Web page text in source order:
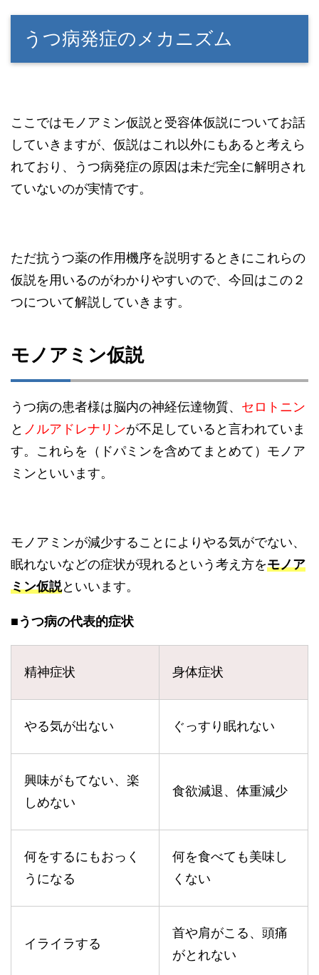
うつ病発症のメカニズム
ここではモノアミン仮説と受容体仮説についてお話
していきますが、仮説はこれ以外にもあると考えら
れており、うつ病発症の原因は未だ完全に解明され
ていないのが実情です。
ただ抗うつ薬の作用機序を説明するときにこれらの
仮説を用いるのがわかりやすいので、今回はこの２
つについて解説していきます。
モノアミン仮説
うつ病の患者様は脳内の神経伝達物質、 セロトニン
と ノルアドレナリンが不足していると言われていま
す。これらを（ドパミンを含めてまとめて）モノア
ミンといいます。
モノアミンが減少することによりやる気がでない、
眠れないなどの症状が現れるという考え方をモノア
ミン仮説といいます。
■うつ病の代表的症状
精神症状 身体症状
やる気が出ない ぐっすり眠れない
興味がもてない、楽
しめない
食欲減退、体重減少
何をするにもおっく
うになる
何を食べても美味し
くない
イライラする
首や肩がこる、頭痛
がとれない